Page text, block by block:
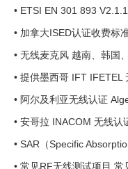
• ETSI EN 301 893
• 加拿大ISED认证收费标
• 无线麦克风 越南、韩国
• 提供墨西哥 IFT IFETEL
• 阿尔及利亚无线认证
• 安哥拉 INACOM 无线认
• SAR（Specific
• 常见RF无线测试项目 常